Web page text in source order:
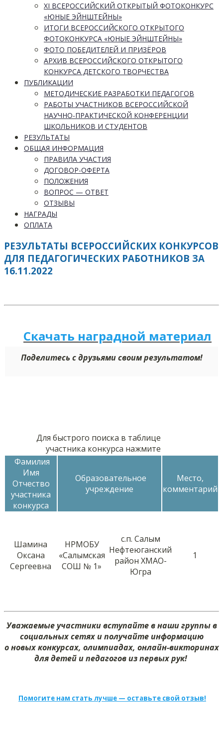
XI ВСЕРОССИЙСКИЙ ОТКРЫТЫЙ ФОТОКОНКУРС
«ЮНЫЕ ЭЙНШТЕЙНЫ»
ИТОГИ ВСЕРОССИЙСКОГО ОТКРЫТОГО
ФОТОКОНКУРСА «ЮНЫЕ ЭЙНШТЕЙНЫ»
ФОТО ПОБЕДИТЕЛЕЙ И ПРИЗЁРОВ
АРХИВ ВСЕРОССИЙСКОГО ОТКРЫТОГО
КОНКУРСА ДЕТСКОГО ТВОРЧЕСТВА
ПУБЛИКАЦИИ
МЕТОДИЧЕСКИЕ РАЗРАБОТКИ ПЕДАГОГОВ
РАБОТЫ УЧАСТНИКОВ ВСЕРОССИЙСКОЙ
НАУЧНО-ПРАКТИЧЕСКОЙ КОНФЕРЕНЦИИ
ШКОЛЬНИКОВ И СТУДЕНТОВ
РЕЗУЛЬТАТЫ
ОБЩАЯ ИНФОРМАЦИЯ
ПРАВИЛА УЧАСТИЯ
ДОГОВОР-ОФЕРТА
ПОЛОЖЕНИЯ
ВОПРОС — ОТВЕТ
ОТЗЫВЫ
НАГРАДЫ
ОПЛАТА
РЕЗУЛЬТАТЫ ВСЕРОССИЙСКИХ КОНКУРСОВ
ДЛЯ ПЕДАГОГИЧЕСКИХ РАБОТНИКОВ ЗА
16.11.2022
Скачать наградной материал
Поделитесь с друзьями своим результатом!
Для быстрого поиска в таблице
участника конкурса нажмите
Фамилия
Имя
Отчество
участника
конкурса
Образовательное
учреждение
Место,
комментарий
Шамина
Оксана
Сергеевна
НРМОБУ
«Салымская
СОШ № 1»
с.п. Салым
Нефтеюганский
район ХМАО-
Югра
1
Уважаемые участники вступайте в наши группы в
социальных сетях и получайте информацию
о новых конкурсах, олимпиадах, онлайн-викторинах
для детей и педагогов из первых рук!
Помогите нам стать лучше — оставьте свой отзыв!